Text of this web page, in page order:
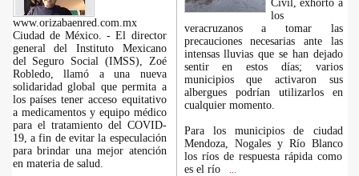
www.orizabaenred.com.mx
Ciudad de México. - El director
general del Instituto Mexicano
del Seguro Social (IMSS), Zoé
Robledo, llamó a una nueva
solidaridad global que permita a
los países tener acceso equitativo
a medicamentos y equipo médico
para el tratamiento del COVID-
19, a fin de evitar la especulación
para brindar una mejor atención
en materia de salud.
Civil, exhortó a
los
veracruzanos a tomar las
precauciones necesarias ante las
intensas lluvias que se han dejado
sentir en estos días; varios
municipios que activaron sus
albergues podrían utilizarlos en
cualquier momento.
Para los municipios de ciudad
Mendoza, Nogales y Río Blanco
los ríos de respuesta rápida como
es el río